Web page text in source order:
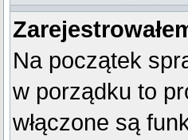
Na początek
w porządku to
włączone są